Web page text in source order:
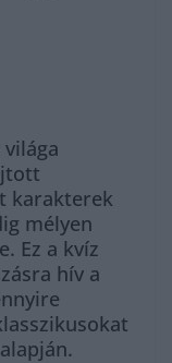
karakterek
mélyen
Ez a kvíz
hív a